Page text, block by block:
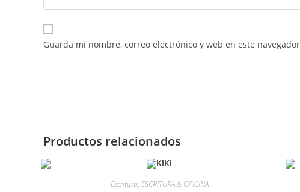
Guarda mi nombre, correo electrónico y web en este
Productos relacionados
Escritura, ESCRITURA & OFICINA